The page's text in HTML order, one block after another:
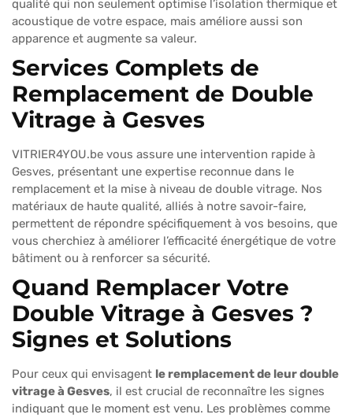
qualité qui non seulement optimise l’isolation thermique et
acoustique de votre espace, mais améliore aussi son
apparence et augmente sa valeur.
Services Complets de
Remplacement de Double
Vitrage à Gesves
VITRIER4YOU.be vous assure une intervention rapide à
Gesves, présentant une expertise reconnue dans le
remplacement et la mise à niveau de double vitrage. Nos
matériaux de haute qualité, alliés à notre savoir-faire,
permettent de répondre spécifiquement à vos besoins, que
vous cherchiez à améliorer l’efficacité énergétique de votre
bâtiment ou à renforcer sa sécurité.
Quand Remplacer Votre
Double Vitrage à Gesves ?
Signes et Solutions
Pour ceux qui envisagent le remplacement de leur double
vitrage à Gesves, il est crucial de reconnaître les signes
indiquant que le moment est venu. Les problèmes comme